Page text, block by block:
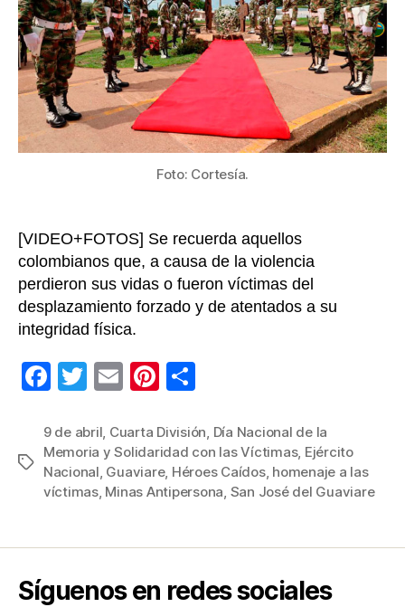
en
Foto: Cortesía.
[VIDEO+FOTOS] Se recuerda aquellos
colombianos que, a causa de la violencia
perdieron sus vidas o fueron víctimas del
desplazamiento forzado y de atentados a su
integridad física.
F
c
e
b
o
k
T
tt
er
E
ail
Pi
er
e
st
m
p
ar
Etiquetas
9 de abril Cuarta División Día Nacional de la
Memoria y Solidaridad con las Víctimas, Ejército
Nacional Guaviare, Héroes Caídos, homenaje a las
víctimas, Minas Antipersona San José del Guaviare
Síguenos en redes sociales